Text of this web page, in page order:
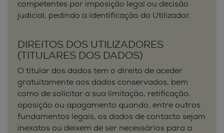
competentes por imposição legal ou decisão
judicial, pedindo a identificação do Utilizador.
DIREITOS DOS UTILIZADORES
(TITULARES DOS DADOS)
O titular dos dados tem o direito de aceder
gratuitamente aos dados conservados, bem
como de solicitar a sua limitação, retificação,
oposição ou apagamento quando, entre outros
fundamentos legais, os dados de contacto sejam
inexatos ou deixem de ser necessários para a